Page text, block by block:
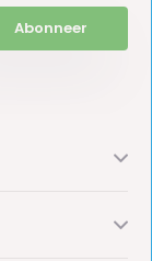
Abonneer